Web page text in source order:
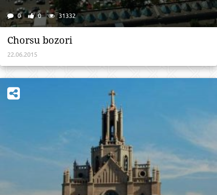
0 0 31332
Chоrsu bоzоri
22.06.2015